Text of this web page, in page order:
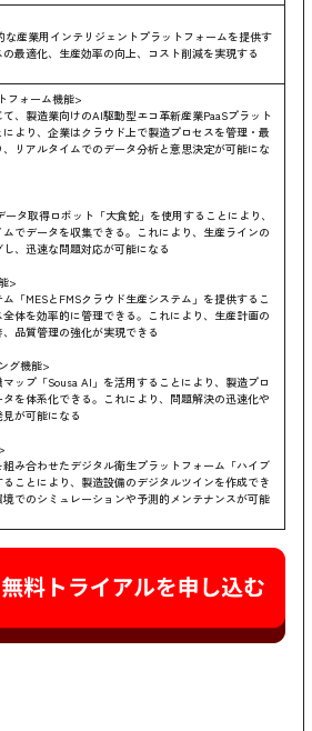
な産業用インテリジェントプラットフォームを提供す
最適化、生産効率の向上、コスト削減を実現する
フォーム機能>
、製造業向けのAI駆動型エコ革新産業PaaSプラット
より、企業はクラウド上で製造プロセスを管理・最
リアルタイムでのデータ分析と意思決定が可能にな
タ取得ロボット「大食蛇」を使用することにより、
でデータを収集できる。これにより、生産ラインの
、迅速な問題対応が可能になる
>
「MESとFMSクラウド生産システム」を提供するこ
体を効率的に管理できる。これにより、生産計画の
品質管理の強化が実現できる
グ機能>
ップ「Sousa AI」を活用することにより、製造プロ
を体系化できる。これにより、問題解決の迅速化や
が可能になる
み合わせたデジタル衛生プラットフォーム「ハイブ
ることにより、製造設備のデジタルツインを作成でき
でのシミュレーションや予測的メンテナンスが可能